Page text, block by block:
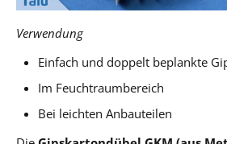
Verwendung
Einfach und doppelt beplankte
Im Feuchtraumbereich
Bei leichten Anbauteilen